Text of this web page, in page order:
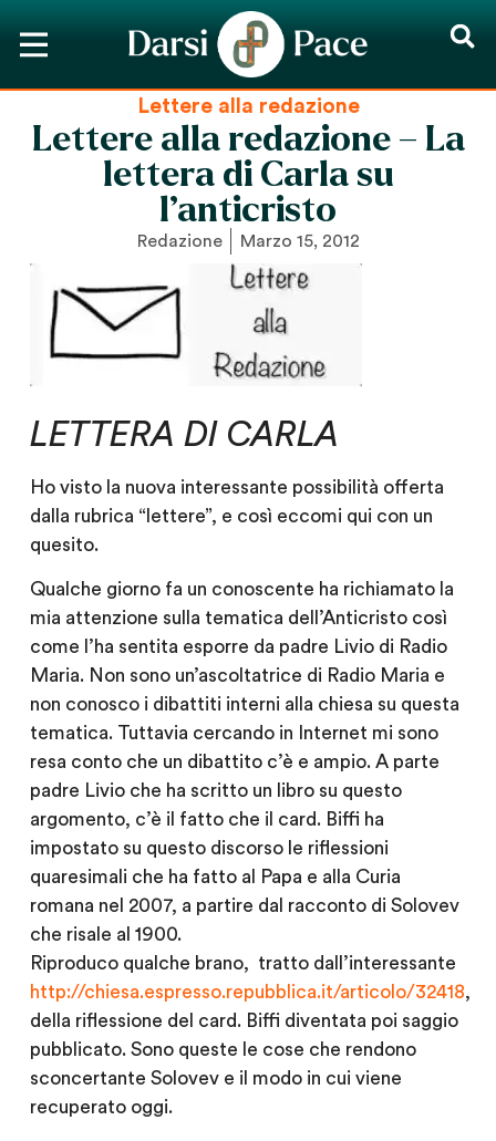
Lettere alla redazione
Lettere alla redazione – La
lettera di Carla su
l’anticristo
Redazione Marzo 15, 2012
LETTERA DI CARLA
Ho visto la nuova interessante possibilità offerta
dalla rubrica “lettere”, e così eccomi qui con un
quesito.
Qualche giorno fa un conoscente ha richiamato la
mia attenzione sulla tematica dell’Anticristo così
come l’ha sentita esporre da padre Livio di Radio
Maria. Non sono un’ascoltatrice di Radio Maria e
non conosco i dibattiti interni alla chiesa su questa
tematica. Tuttavia cercando in Internet mi sono
resa conto che un dibattito c’è e ampio. A parte
padre Livio che ha scritto un libro su questo
argomento, c’è il fatto che il card. Biffi ha
impostato su questo discorso le riflessioni
quaresimali che ha fatto al Papa e alla Curia
romana nel 2007, a partire dal racconto di Solovev
che risale al 1900.
Riproduco qualche brano, tratto dall’interessante
http://chiesa.espresso.repubblica.it/articolo/32418,
della riflessione del card. Biffi diventata poi saggio
pubblicato. Sono queste le cose che rendono
sconcertante Solovev e il modo in cui viene
recuperato oggi.